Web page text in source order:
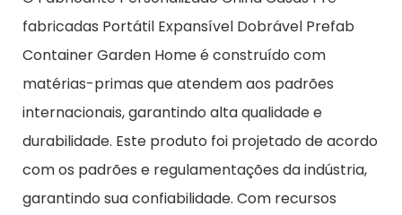
fabricadas Portátil Expansível Dobrável Prefab
Container Garden Home é construído com
matérias-primas que atendem aos padrões
internacionais, garantindo alta qualidade e
durabilidade. Este produto foi projetado de acordo
com os padrões e regulamentações da indústria,
garantindo sua confiabilidade. Com recursos